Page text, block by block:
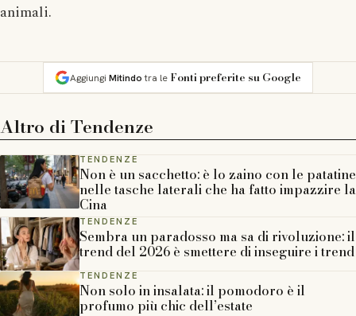
animali.
Aggiungi Mitindotra le Fonti preferite su Google
Altro di Tendenze
TENDENZE
Non è un sacchetto: è lo zaino con le patatine
nelle tasche laterali che ha fatto impazzire la
Cina
TENDENZE
Sembra un paradosso ma sa di rivoluzione: il
trend del 2026 è smettere di inseguire i trend
TENDENZE
Non solo in insalata: il pomodoro è il
profumo più chic dell’estate